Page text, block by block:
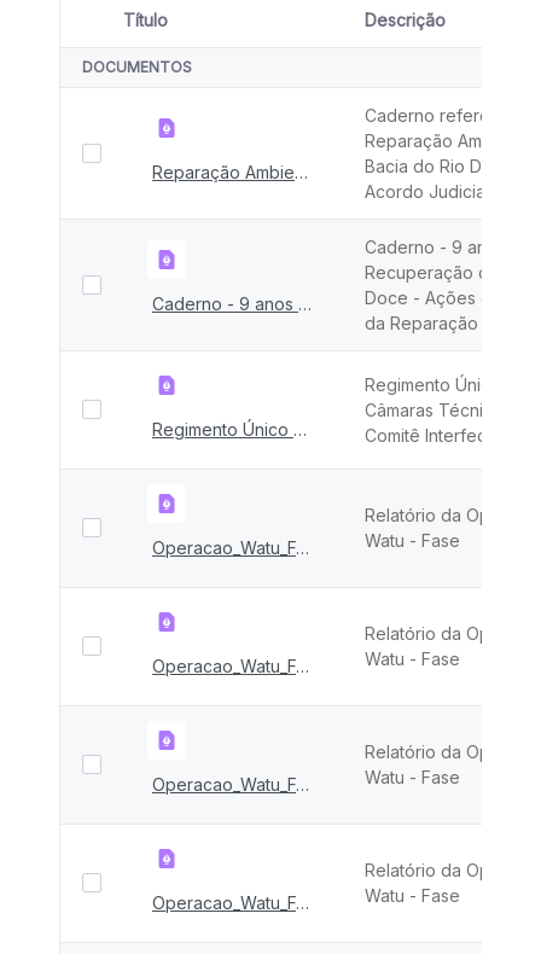
Seleção de item
Título Descrição
DOCUMENTOS
Reparação Ambiental da Bacia do Rio Doce - Novo Acordo Judicial
Caderno referente a
Reparação Ambiental
Bacia do Rio Doce -
Acordo Judicial.
Caderno - 9 anos Recuperação do Rio Doce
Caderno - 9 anos
Recuperação do Rio
Doce - Ações e
da Reparação 2024
Regimento Único das CTs - 2021
Regimento Únicos
Câmaras Técnicas do
Comitê
Operacao_Watu_FASE_XVIII
Relatório da
Watu - Fase
Operacao_Watu_FASE_XVII
Relatório da
Watu - Fase
Operacao_Watu_FASE_XVI
Relatório da
Watu - Fase
Operacao_Watu_FASE_XV
Relatório da
Watu - Fase